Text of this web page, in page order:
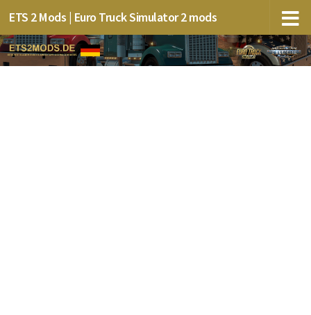
ETS 2 Mods | Euro Truck Simulator 2 mods